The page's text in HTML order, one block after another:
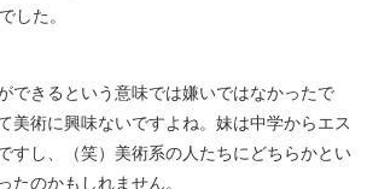
た。
きるという意味では嫌いではなかったで
術に興味ないですよね。妹は中学からエス
すし、（笑）美術系の人たちにどちらかとい
のかもしれません。